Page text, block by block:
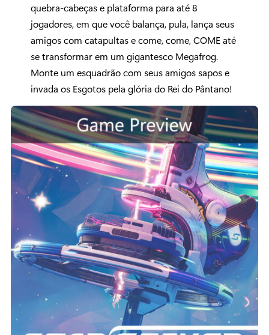
quebra-cabeças e plataforma para até 8
jogadores, em que você balança, pula, lança seus
amigos com catapultas e come, come, COME até
se transformar em um gigantesco Megafrog.
Monte um esquadrão com seus amigos sapos e
invada os Esgotos pela glória do Rei do Pântano!